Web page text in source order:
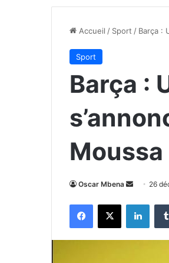
Accueil / Sport / Barça :
Sport
Barça :
Oscar Mbena
Envoyer
courriel
26
Facebook
X